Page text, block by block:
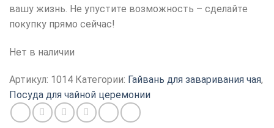
вашу жизнь. Не упустите возможность – сделайте
покупку прямо сейчас!
Нет в наличии
Артикул: 1014 Категории: Гайвань для заваривания чая,
Посуда для чайной церемонии